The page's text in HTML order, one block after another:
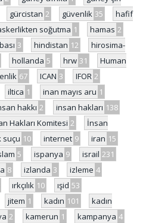
gürcistan 2 güvenlik 35
hafif
soğutma 1 hamas 2
3 hindistan 12
hirosima-
hollanda 5 hrw 31
Human
67 ICAN 3 IFOR 2
iltica 1 inan mayıs aru 1
hakkı 2 insan hakları 138
Hakları Komitesi 2
İnsan
suçu 10 internet 9 iran 15
5 ispanya 9 israil 231
8 izlanda 3 izleme 4
ırkçılık 10 ışid 53
jitem 1 kadın 101
kadın
2 kamerun 1 kampanya 4